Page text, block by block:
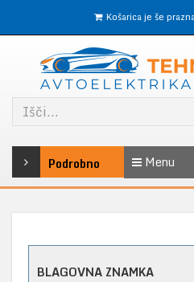
Košarica je še
Podrobno Menu
BLAGOVNA ZNAMKA